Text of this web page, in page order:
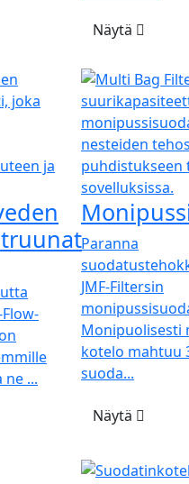
Näytä
...
Paranna
JMF-Filtersin
Monipuolisesti
kotelo mahtuu
suoda...
Näytä